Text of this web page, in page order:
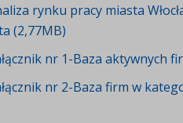
rynku pracy miasta
(2,77MB)
nr 1-Baza aktywnych
nr 2-Baza firm w